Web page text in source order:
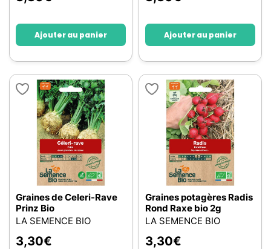
Ajouter au panier Ajouter au panier
Graines de Celeri-Rave
Prinz Bio
LA SEMENCE BIO
3,30€
Graines potagères Radis
Rond Raxe bio 2g
LA SEMENCE BIO
3,30€